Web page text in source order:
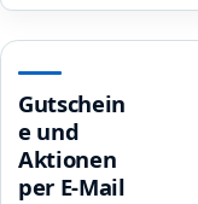
Gutschein
e und
Aktionen
per E-Mail